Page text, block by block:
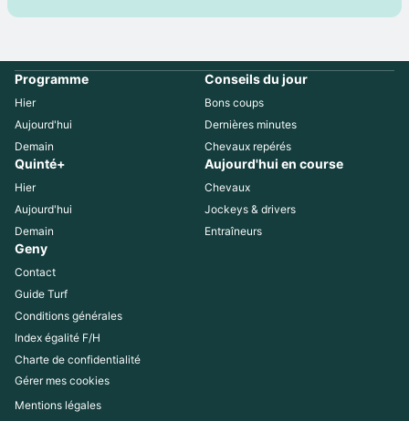
Programme
Hier
Aujourd'hui
Demain
Conseils du jour
Bons coups
Dernières minutes
Chevaux repérés
Quinté+
Hier
Aujourd'hui
Demain
Aujourd'hui en course
Chevaux
Jockeys & drivers
Entraîneurs
Geny
Contact
Guide Turf
Conditions générales
Index égalité F/H
Charte de confidentialité
Gérer mes cookies
Mentions légales